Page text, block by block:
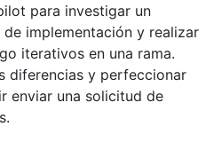
para investigar un
implementación y realizar
iterativos en una rama.
diferencias y perfeccionar
enviar una solicitud de